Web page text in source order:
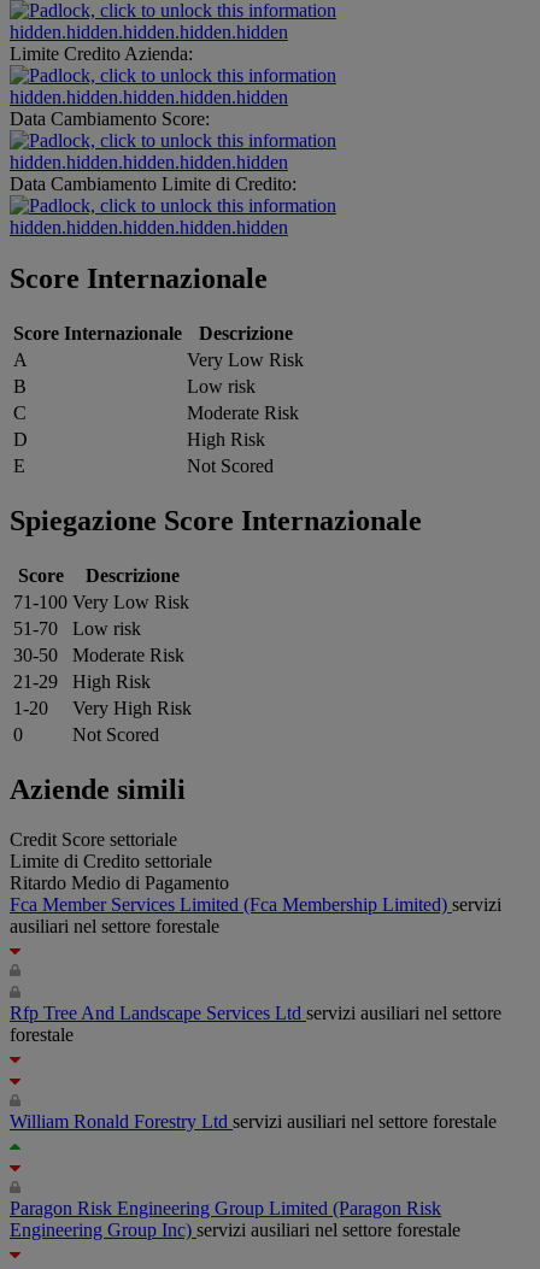
hidden.hidden.hidden.hidden.hidden
Limite Credito Azienda:
hidden.hidden.hidden.hidden.hidden
Data Cambiamento Score:
hidden.hidden.hidden.hidden.hidden
Data Cambiamento Limite di Credito:
hidden.hidden.hidden.hidden.hidden
Score Internazionale
Score Internazionale
Descrizione
A
Very Low Risk
B
Low risk
C
Moderate Risk
D
High Risk
E
Not Scored
Spiegazione Score Internazionale
Score
Descrizione
71-100 Very Low Risk
51-70
Low risk
30-50
Moderate Risk
21-29
High Risk
1-20
Very High Risk
0
Not Scored
Aziende simili
Credit Score settoriale
Limite di Credito settoriale
Ritardo Medio di Pagamento
Fca Member Services Limited (Fca Membership Limited) servizi
ausiliari nel settore forestale
Rfp Tree And Landscape Services Ltd servizi ausiliari nel settore
forestale
William Ronald Forestry Ltd servizi ausiliari nel settore forestale
Paragon Risk Engineering Group Limited (Paragon Risk
Engineering Group Inc) servizi ausiliari nel settore forestale